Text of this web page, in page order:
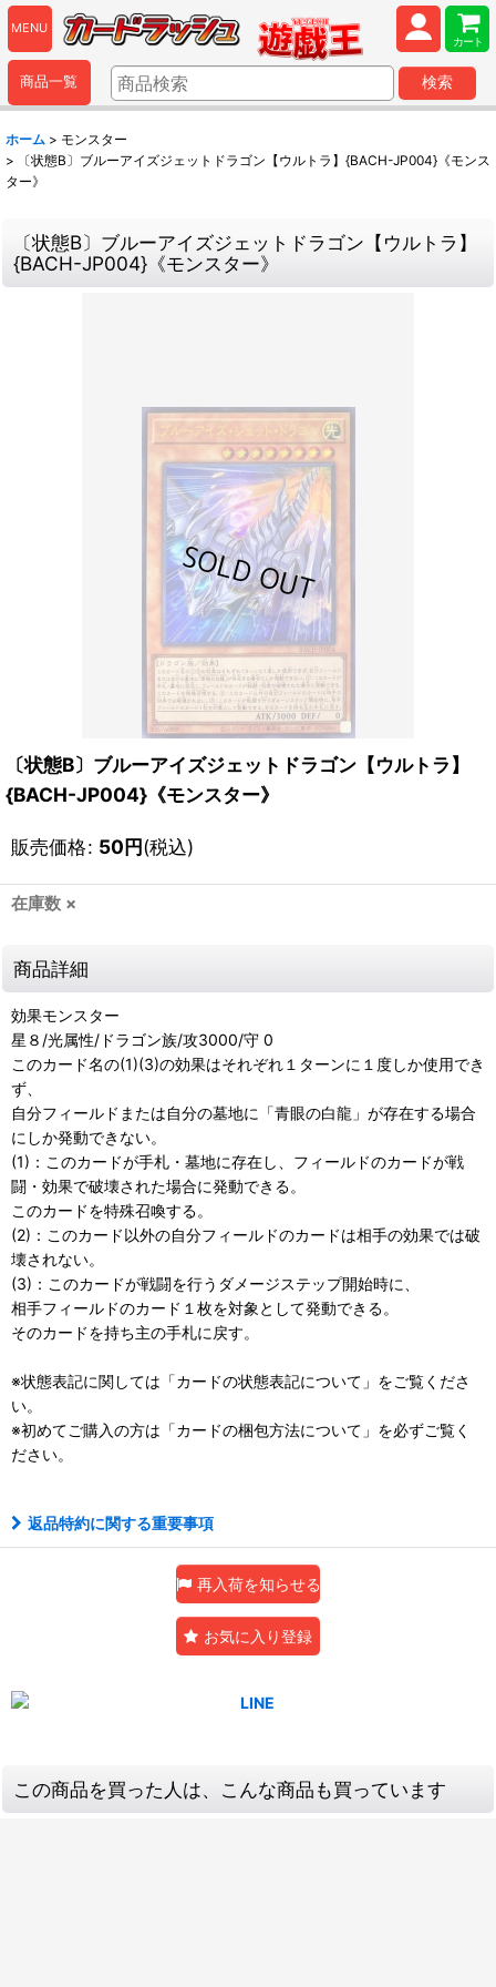
MENU
カート
商品一覧 検索
ホーム > モンスター
>
〔状態B〕ブルーアイズジェットドラゴン【ウルトラ】{BACH-JP004}《モンス
ター》
〔状態B〕ブルーアイズジェットドラゴン【ウルトラ】
{BACH-JP004}《モンスター》
〔状態B〕ブルーアイズジェットドラゴン【ウルトラ】
{BACH-JP004}《モンスター》
販売価格: 50円(税込)
在庫数 ×
商品詳細
効果モンスター
星８/光属性/ドラゴン族/攻3000/守 0
このカード名の(1)(3)の効果はそれぞれ１ターンに１度しか使用でき
ず、
自分フィールドまたは自分の墓地に「青眼の白龍」が存在する場合
にしか発動できない。
(1)：このカードが手札・墓地に存在し、フィールドのカードが戦
闘・効果で破壊された場合に発動できる。
このカードを特殊召喚する。
(2)：このカード以外の自分フィールドのカードは相手の効果では破
壊されない。
(3)：このカードが戦闘を行うダメージステップ開始時に、
相手フィールドのカード１枚を対象として発動できる。
そのカードを持ち主の手札に戻す。
※状態表記に関しては「カードの状態表記について」をご覧くださ
い。
※初めてご購入の方は「カードの梱包方法について」を必ずご覧く
ださい。
返品特約に関する重要事項
再入荷を知らせる
お気に入り登録
この商品を買った人は、こんな商品も買っています